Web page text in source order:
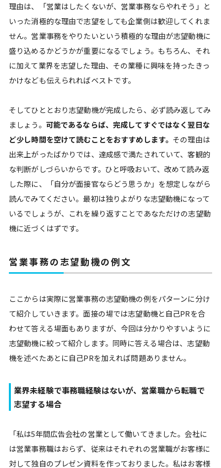
理由は、「営業はしたくないが、営業事務ならやれそう」と
いった消極的な理由で志望をしても企業側は歓迎してくれま
せん。営業事務をやりたいという積極的な理由が志望動機に
盛り込めるかどうかが重要になるでしょう。もちろん、それ
に加えて業界を志望した理由、その業種に興味を持ったきっ
かけなども伝えられればベストです。
そしてひととおり志望動機が完成したら、必ず読み返してみ
ましょう。 可能であるならば、完成してすぐではなく翌日な
ど少し時間を空けて読むことをおすすめします。 その理由は
出来上がったばかりでは、達成感で満たされていて、客観的
な判断がしづらいからです。ひと呼吸おいて、改めて読み返
した際に、「自分が面接官ならどう思うか」を想定しながら
読んでみてください。最初は独りよがりな志望動機になって
いるでしょうが、これを繰り返すことであなただけの志望動
機に近づくはずです。
営業事務の志望動機の例文
ここからは実際に営業事務の志望動機の例をパターンに分け
て紹介していきます。面接の場では志望動機と自己PRを合
わせて答える場面もありますが、今回は分かりやすいように
志望動機に絞って紹介します。同時に答える場合は、志望動
機を述べたあとに自己PRを加えれば問題ありません。
業界未経験で事務職経験はないが、営業職から転職で
志望する場合
「私は5年間広告会社の営業として働いてきました。会社に
は営業事務職はおらず、従来はそれぞれの営業職がお客様に
対して独自のプレゼン資料を作っておりました。私はお客様